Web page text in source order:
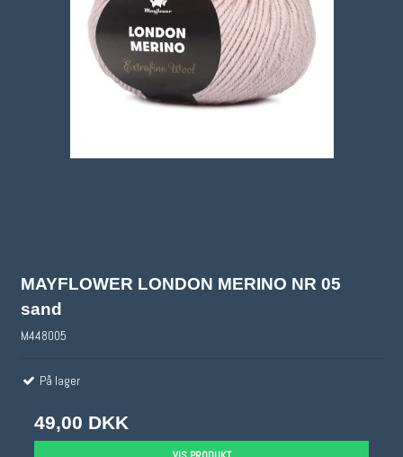
MAYFLOWER LONDON MERINO NR 05
sand
M448005
På lager
49,00 DKK